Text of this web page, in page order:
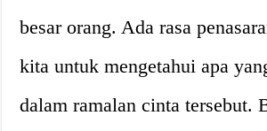
besar orang. Ada rasa
kita untuk mengetahui apa
dalam ramalan cinta tersebut.